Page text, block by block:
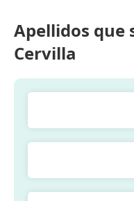
Apellidos que
Cervilla